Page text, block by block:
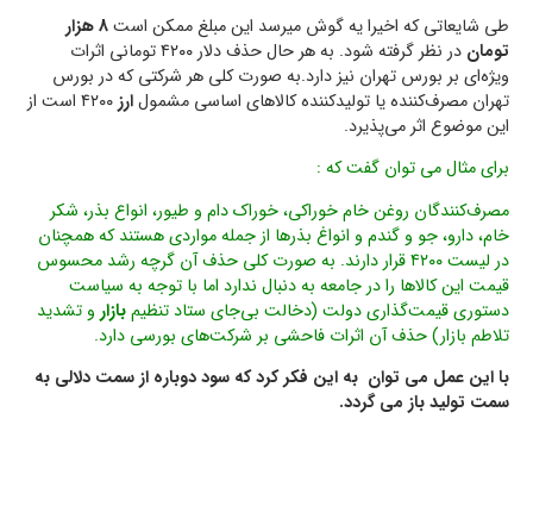
طی شایعاتی که اخیرا یه گوش میرسد این مبلغ ممکن است
8 هزار
تومان
در نظر گرفته شود. به هر حال حذف دلار ۴۲۰۰ تومانی اثرات
ویژه‌ای بر بورس تهران نیز دارد.به صورت کلی هر شرکتی که در بورس
تهران مصرف‌کننده یا تولیدکننده کالاهای اساسی مشمولارز
۴۲۰۰ است از
این موضوع اثر می‌پذیرد.
برای مثال می توان گفت که :
مصرف‌کنندگان روغن خام خوراکی، خوراک دام و طیور، انواع بذر، شکر
خام، دارو، جو و گندم و انواغ بذرها از جمله مواردی هستند که همچنان
در لیست ۴۲۰۰ قرار دارند. به صورت کلی حذف آن گرچه رشد محسوس
قیمت این کالاها را در جامعه به دنبال ندارد اما با توجه به سیاست
دستوری قیمت‌گذاری دولت (دخالت بی‌جای ستاد تنظیمبازار و تشدید
تلاطم بازار) حذف آن اثرات فاحشی بر شرکت‌های بورسی دارد.
با این عمل می توان به این فکر کرد که سود دوباره از سمت دلالی به
سمت تولید باز می گردد.